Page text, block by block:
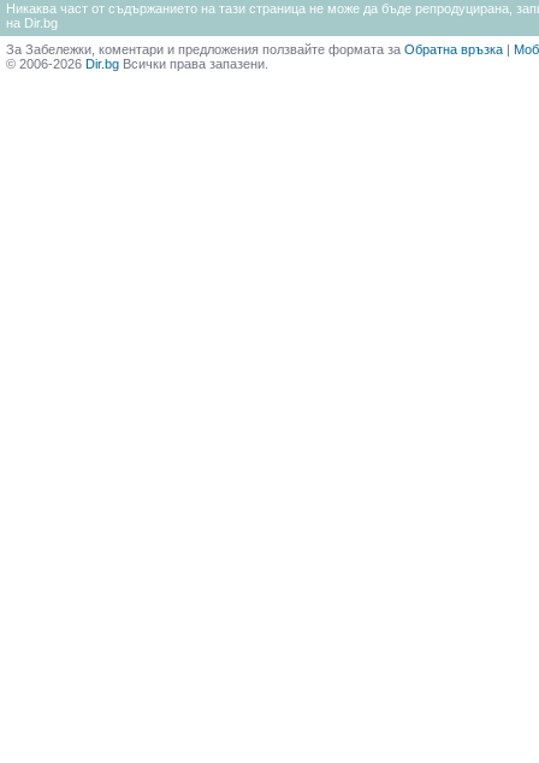
Никаква част от съдържанието на тази страница не може да бъде репродуцирана,
на Dir.bg
За Забележки, коментари и предложения ползвайте формата за Обратна връзка |
© 2006-2026 Dir.bg Всички права запазени.